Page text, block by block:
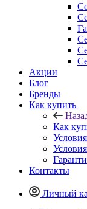
Акции
Блог
Бренды
Как купить
Как
Контакты
Личный